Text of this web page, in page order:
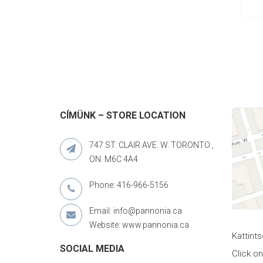
CÍMÜNK – STORE LOCATION
747 ST. CLAIR AVE. W. TORONTO ,
ON. M6C 4A4
Phone: 416-966-5156
Email: info@pannonia.ca
Website: www.pannonia.ca
SOCIAL MEDIA
Click